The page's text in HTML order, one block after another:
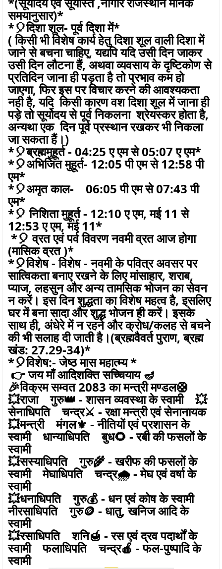
समयानुसार)*
*🎈दिशा शूल- पूर्व दिशा में*
( किसी भी विशेष कार्य हेतु दिशा शूल वाली दिशा में
जाने से बचना चाहिए, यद्यपि यदि उसी दिन जाकर
उसी दिन लौटना हैं, अथवा व्यवसाय के दृष्टिकोण से
प्रतिदिन जाना ही पड़ता है तो प्रभाव कम हो
जाएगा, फिर इस पर विचार करने की आवश्यकता
नही है, यदि किसी कारण वश दिशा शूल में जाना ही
पड़े तो सूर्योदय से पूर्व निकलना श्रेयस्कर होता है,
अन्यथा एक दिन पूर्व प्रस्थान रखकर भी निकला
जा सकता हैं।)
*🎈ब्रह्ममुहूर्त - 04:25 ए एम से 05:07 ए एम*
*🎈अभिजित मुहूर्त- 12:05 पी एम से 12:58 पी
एम*
*🎈अमृत काल- 06:05 पी एम से 07:43 पी
एम*
*🎈 निशिता मुहूर्त - 12:10 ए एम, मई 11 से
12:53 ए एम, मई 11*
*🎈 व्रत एवं पर्व विवरण नवमी व्रत आज होगा
(मासिक व्रत )*
*🎈विशेष - विशेष - नवमी के पवित्र अवसर पर
सात्विकता बनाए रखने के लिए मांसाहार, शराब,
प्याज, लहसुन और अन्य तामसिक भोजन का सेवन
न करें। इस दिन शुद्धता का विशेष महत्व है, इसलिए
घर में बना सादा और शुद्ध भोजन ही करें। इसके
साथ ही, अंधेरे में न रहने और क्रोध/कलह से बचने
की भी सलाह दी जाती है।(ब्रह्मवैवर्त पुराण, ब्रह्म
खंड: 27.29-34)*
*🎈विशेष:- जेष्ठ मास महात्म्य *
👉 जय माँ आदिशक्ति सच्चियाय 🪔
🎉विक्रम सम्वत 2083 का मन्त्री मण्डल🛟
💥राजा गुरु👑 - शासन व्यवस्था के स्वामी 💥
सेनाधिपति चन्द्र⚔️ - रक्षा मन्त्री एवं सेनानायक
💥मन्त्री मंगल⚜️ - नीतियों एवं प्रशासन के
स्वामी धान्याधिपति बुध🌻 - रबी की फसलों के
स्वामी
💥सस्याधिपति गुरु🌾 - खरीफ की फसलों के
स्वामी मेघाधिपति चन्द्र🌧 - मेघ एवं वर्षा के
स्वामी
💥धनाधिपति गुरु💰 - धन एवं कोष के स्वामी
नीरसाधिपति गुरु🪙 - धातु, खनिज आदि के
स्वामी
💥रसाधिपति शनि🍯 - रस एवं द्रव पदार्थों के
स्वामी फलाधिपति चन्द्र🍎 - फल-पुष्पादि के
स्वामी